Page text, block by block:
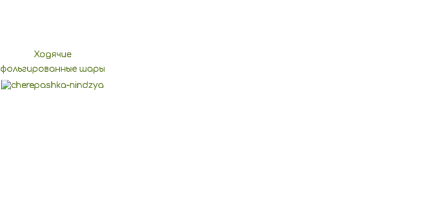
Ходячие
фольгированные шары